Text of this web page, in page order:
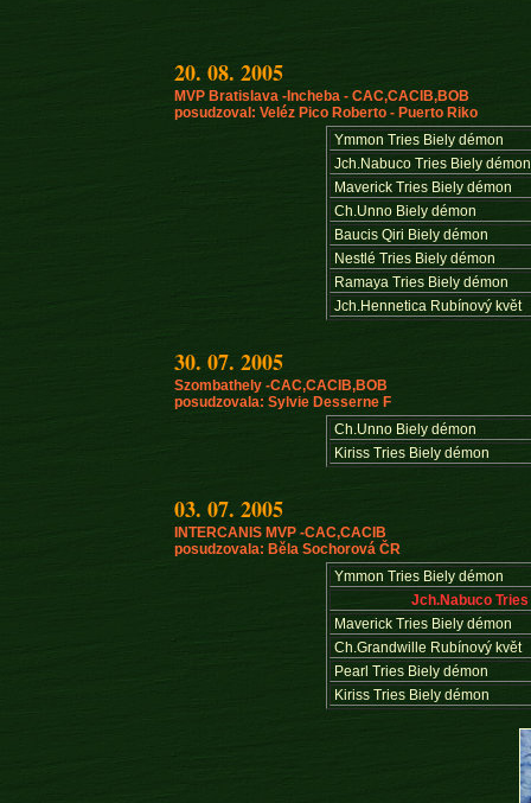
20. 08. 2005
MVP Bratislava -Incheba - CAC,CACIB,BOB
posudzoval: Veléz Pico Roberto - Puerto Riko
Ymmon Tries Biely démon
Jch.Nabuco Tries Biely démon
Maverick Tries Biely démon
Ch.Unno Biely démon
Baucis Qiri Biely démon
Nestlé Tries Biely démon
Ramaya Tries Biely démon
Jch.Hennetica Rubínový květ
30. 07. 2005
Szombathely -CAC,CACIB,BOB
posudzovala: Sylvie Desserne F
Ch.Unno Biely démon
Kiriss Tries Biely démon
03. 07. 2005
INTERCANIS MVP -CAC,CACIB
posudzovala: Běla Sochorová ČR
Ymmon Tries Biely démon
Jch.Nabuco
Maverick Tries Biely démon
Ch.Grandwille Rubínový květ
Pearl Tries Biely démon
Kiriss Tries Biely démon